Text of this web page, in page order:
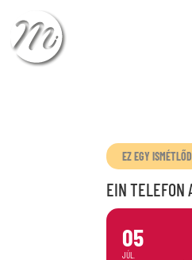
EZ EGY
EIN TELEFON
05
JÚL.